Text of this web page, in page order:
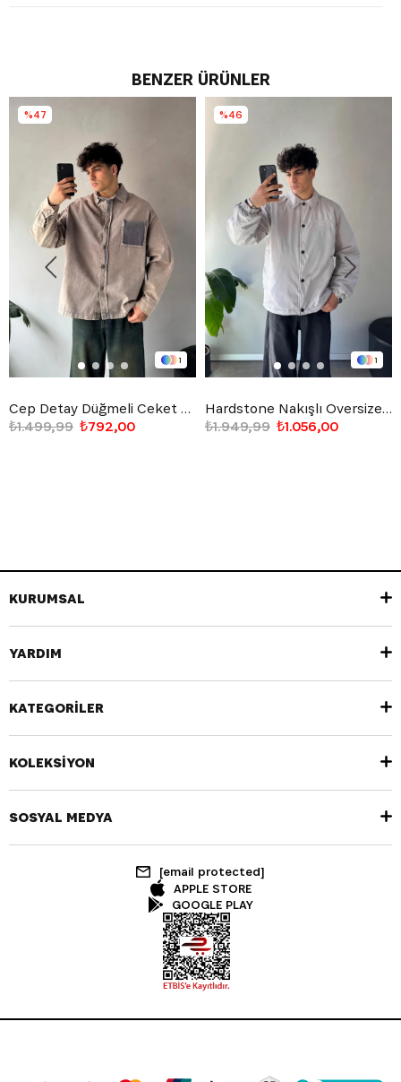
BENZER ÜRÜNLER
1
Cep Detay Düğmeli Ceket Taş Rengi
₺792,00
₺1.499,99
%47
1
Hardstone Nakışlı Oversize Ceket Gri
₺1.056,00
₺1.949,99
%46
KURUMSAL
YARDIM
KATEGORİLER
KOLEKSİYON
SOSYAL MEDYA
[email protected]
APPLE STORE
GOOGLE PLAY